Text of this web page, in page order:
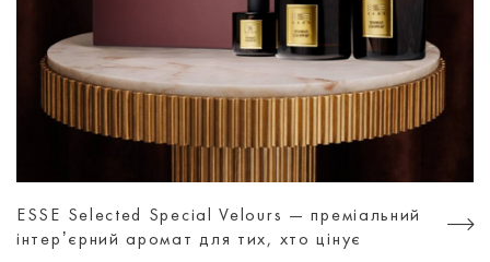
ESSE Selected Special Velours — преміальний
інтерʼєрний аромат для тих, хто цінує